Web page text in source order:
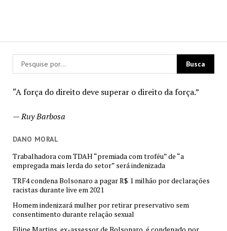
“A força do direito deve superar o direito da força.”
—Ruy Barbosa
DANO MORAL
Trabalhadora com TDAH “premiada com troféu” de “a
empregada mais lerda do setor” será indenizada
TRF4 condena Bolsonaro a pagar R$ 1 milhão por declarações
racistas durante live em 2021
Homem indenizará mulher por retirar preservativo sem
consentimento durante relação sexual